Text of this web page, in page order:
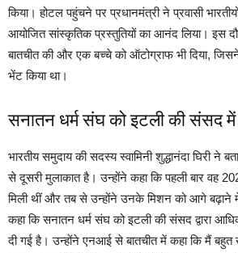
किया। होटल पहुंचने पर प्रधानमंत्री ने प्रवासी
आयोजित सांस्कृतिक प्रस्तुतियों का आनंद लिया। इस
बातचीत की और एक बच्चे को ऑटोग्राफ भी दिया,
भेंट किया था।
सनातन धर्म संघ को इटली की संसद में
भारतीय समुदाय की सदस्य स्वामिनी शुद्धानंदा घिरी ने
से दूसरी मुलाकात है। उन्होंने कहा कि पहली बार वह
मिली थीं और तब से उन्होंने उनके मिशन को आगे बढ़ाने
कहा कि सनातन धर्म संघ को इटली की संसद द्वारा
दी गई है। उन्होंने एनआई से बातचीत में कहा कि मैं